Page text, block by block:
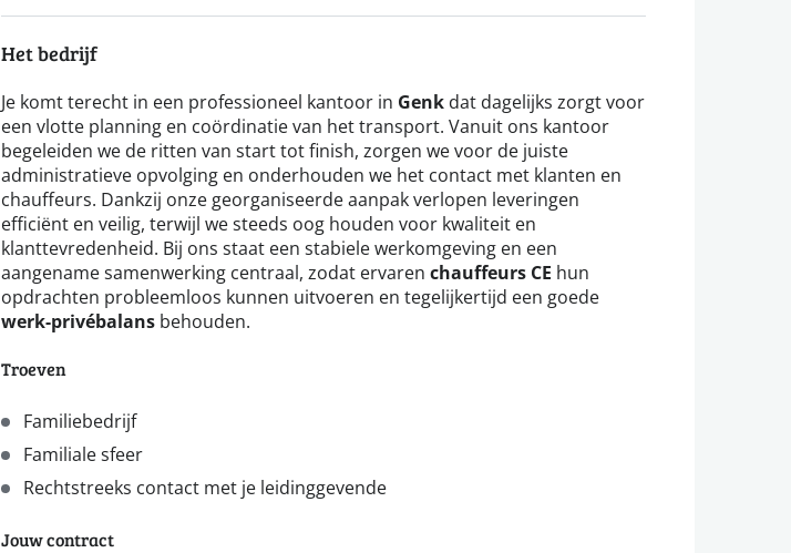
Het bedrijf
Je komt terecht in een professioneel kantoor in Genk dat dagelijks zorgt voor
een vlotte planning en coördinatie van het transport. Vanuit ons kantoor
begeleiden we de ritten van start tot finish, zorgen we voor de juiste
administratieve opvolging en onderhouden we het contact met klanten en
chauffeurs. Dankzij onze georganiseerde aanpak verlopen leveringen
efficiënt en veilig, terwijl we steeds oog houden voor kwaliteit en
klanttevredenheid. Bij ons staat een stabiele werkomgeving en een
aangename samenwerking centraal, zodat ervaren chauffeurs CE hun
opdrachten probleemloos kunnen uitvoeren en tegelijkertijd een goede
werk-privébalans behouden.
Troeven
Familiebedrijf
Familiale sfeer
Rechtstreeks contact met je leidinggevende
Jouw contract